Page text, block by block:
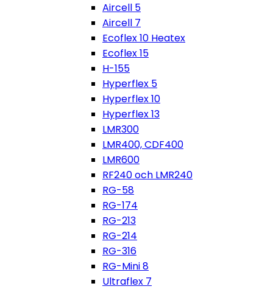
Aircell 5
Aircell 7
Ecoflex 10 Heatex
Ecoflex 15
H-155
Hyperflex 5
Hyperflex 10
Hyperflex 13
LMR300
LMR400, CDF400
LMR600
RF240 och LMR240
RG-58
RG-174
RG-213
RG-214
RG-316
RG-Mini 8
Ultraflex 7